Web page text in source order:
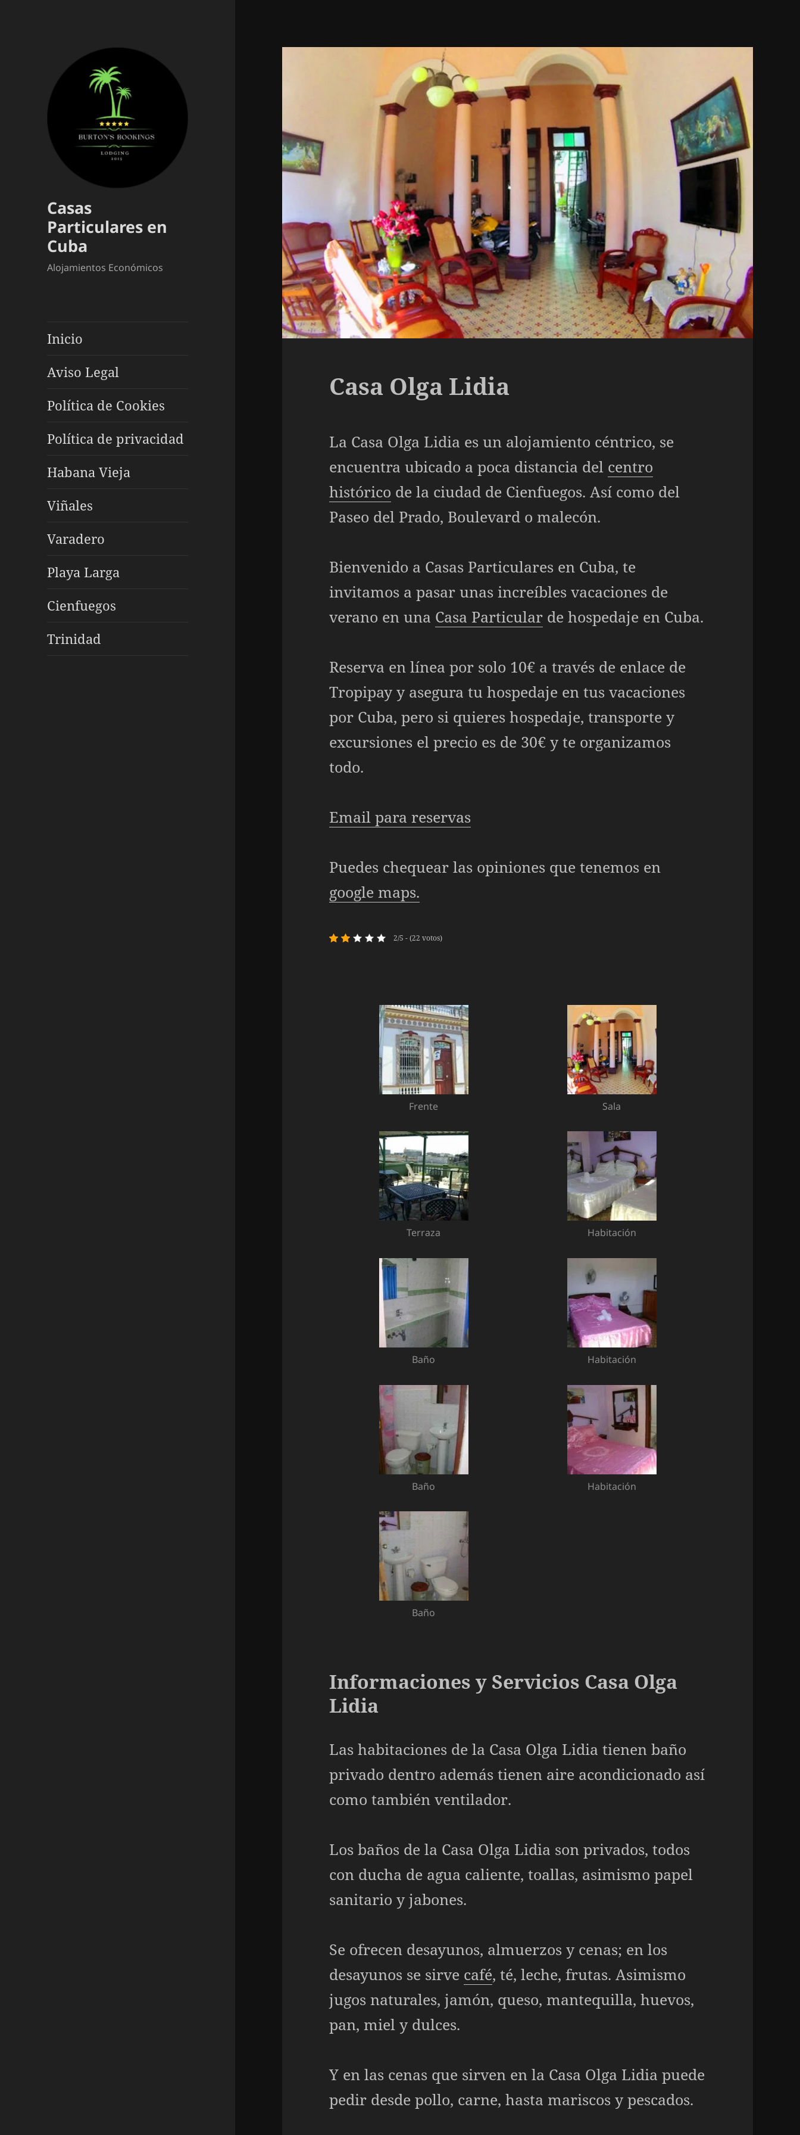
Casas
Particulares en
Cuba
Alojamientos Económicos
Inicio
Aviso Legal
Política de Cookies
Política de privacidad
Habana Vieja
Viñales
Varadero
Playa Larga
Cienfuegos
Trinidad
Casa Olga Lidia
La Casa Olga Lidia es un alojamiento céntrico, se
encuentra ubicado a poca distancia del centro
histórico de la ciudad de Cienfuegos. Así como del
Paseo del Prado, Boulevard o malecón.
Bienvenido a Casas Particulares en Cuba, te
invitamos a pasar unas increíbles vacaciones de
verano en una Casa Particular de hospedaje en Cuba.
Reserva en línea por solo 10€ a través de enlace de
Tropipay y asegura tu hospedaje en tus vacaciones
por Cuba, pero si quieres hospedaje, transporte y
excursiones el precio es de 30€ y te organizamos
todo.
Email para reservas
Puedes chequear las opiniones que tenemos en
google maps.
2/5 - (22 votos)
Frente Sala
Terraza Habitación
Baño Habitación
Baño Habitación
Baño
Informaciones y Servicios Casa Olga
Lidia
Las habitaciones de la Casa Olga Lidia tienen baño
privado dentro además tienen aire acondicionado así
como también ventilador.
Los baños de la Casa Olga Lidia son privados, todos
con ducha de agua caliente, toallas, asimismo papel
sanitario y jabones.
Se ofrecen desayunos, almuerzos y cenas; en los
desayunos se sirve café, té, leche, frutas. Asimismo
jugos naturales, jamón, queso, mantequilla, huevos,
pan, miel y dulces.
Y en las cenas que sirven en la Casa Olga Lidia puede
pedir desde pollo, carne, hasta mariscos y pescados.